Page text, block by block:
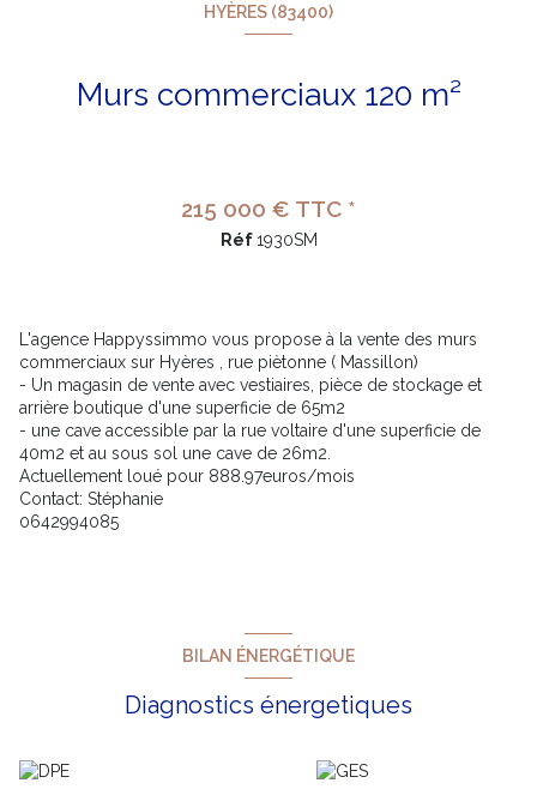
HYÈRES (83400)
Murs commerciaux 120 m²
215 000 € TTC *
Réf1930SM
L'agence Happyssimmo vous propose à la vente des murs
commerciaux sur Hyères , rue piètonne ( Massillon)
- Un magasin de vente avec vestiaires, pièce de stockage et
arrière boutique d'une superficie de 65m2
- une cave accessible par la rue voltaire d'une superficie de
40m2 et au sous sol une cave de 26m2.
Actuellement loué pour 888.97euros/mois
Contact: Stéphanie
0642994085
BILAN ÉNERGÉTIQUE
Diagnostics énergetiques